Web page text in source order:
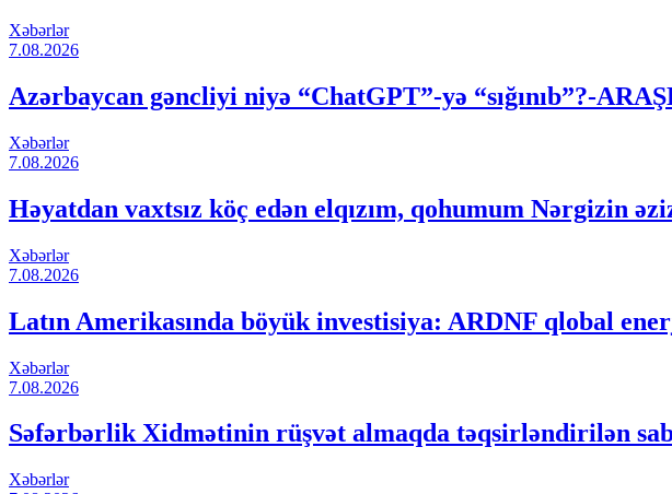
Xəbərlər
7.08.2026
Azərbaycan gəncliyi niyə “ChatGPT”-yə “sığınıb”?-
Xəbərlər
7.08.2026
Həyatdan vaxtsız köç edən elqızım, qohumum Nərgizin
Xəbərlər
7.08.2026
Latın Amerikasında böyük investisiya: ARDNF qlobal
Xəbərlər
7.08.2026
Səfərbərlik Xidmətinin rüşvət almaqda təqsirləndirilən
Xəbərlər